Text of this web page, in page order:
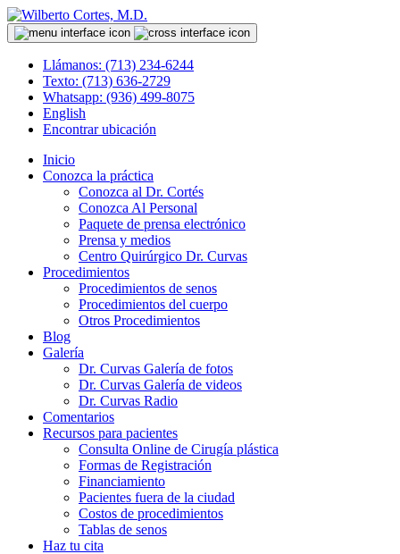
Llámanos: (713) 234-6244
Texto: (713) 636-2729
Whatsapp: (936) 499-8075
English
Encontrar ubicación
Inicio
Conozca la práctica
Conozca al Dr. Cortés
Conozca Al Personal
Paquete de prensa electrónico
Prensa y medios
Centro Quirúrgico Dr. Curvas
Procedimientos
Procedimientos de senos
Procedimientos del cuerpo
Otros Procedimientos
Blog
Galería
Dr. Curvas Galería de fotos
Dr. Curvas Galería de videos
Dr. Curvas Radio
Comentarios
Recursos para pacientes
Consulta Online de Cirugía plástica
Formas de Registración
Financiamiento
Pacientes fuera de la ciudad
Costos de procedimientos
Tablas de senos
Haz tu cita